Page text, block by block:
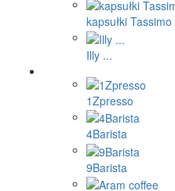
kapsułki Tassimo
Illy ...
1Zpresso
4Barista
9Barista